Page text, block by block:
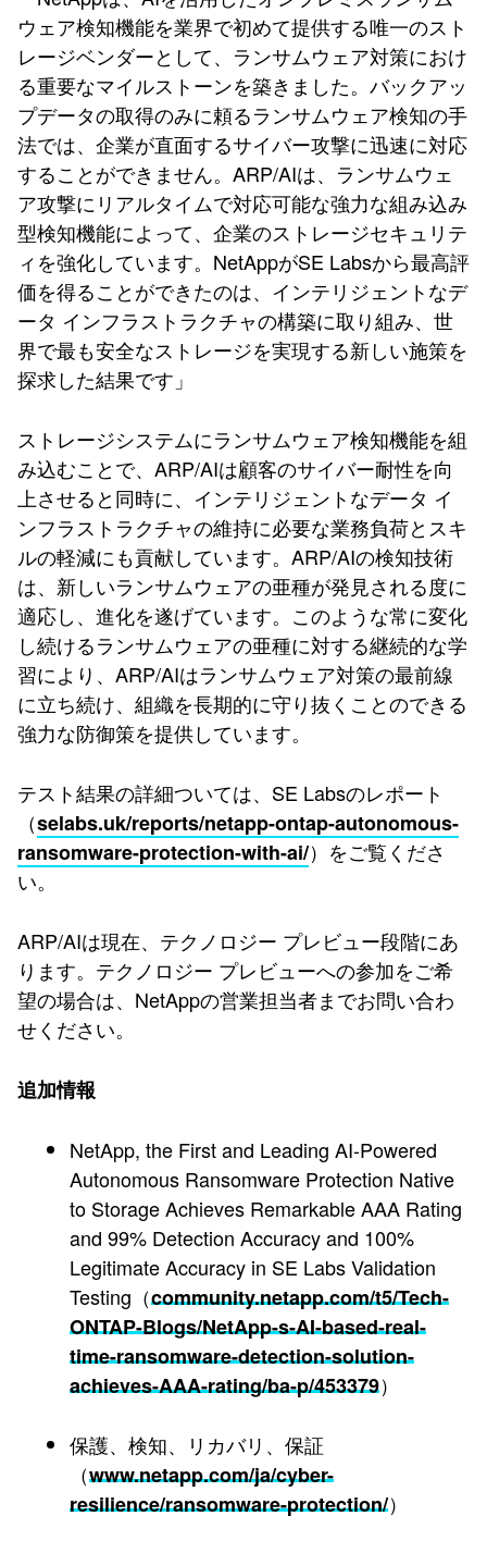
ウェア検知機能を業界で初めて提供する唯一のスト
レージベンダーとして、ランサムウェア対策におけ
る重要なマイルストーンを築きました。バックアッ
プデータの取得のみに頼るランサムウェア検知の手
法では、企業が直面するサイバー攻撃に迅速に対応
することができません。ARP/AIは、ランサムウェ
ア攻撃にリアルタイムで対応可能な強力な組み込み
型検知機能によって、企業のストレージセキュリテ
ィを強化しています。NetAppがSE Labsから最高評
価を得ることができたのは、インテリジェントなデ
ータ インフラストラクチャの構築に取り組み、世
界で最も安全なストレージを実現する新しい施策を
探求した結果です」
ストレージシステムにランサムウェア検知機能を組
み込むことで、ARP/AIは顧客のサイバー耐性を向
上させると同時に、インテリジェントなデータ イ
ンフラストラクチャの維持に必要な業務負荷とスキ
ルの軽減にも貢献しています。ARP/AIの検知技術
は、新しいランサムウェアの亜種が発見される度に
適応し、進化を遂げています。このような常に変化
し続けるランサムウェアの亜種に対する継続的な学
習により、ARP/AIはランサムウェア対策の最前線
に立ち続け、組織を長期的に守り抜くことのできる
強力な防御策を提供しています。
テスト結果の詳細ついては、SE Labsのレポート
（selabs.uk/reports/netapp-ontap-autonomous-
ransomware-protection-with-ai/）をご覧くださ
い。
ARP/AIは現在、テクノロジー プレビュー段階にあ
ります。テクノロジー プレビューへの参加をご希
望の場合は、NetAppの営業担当者までお問い合わ
せください。
追加情報
NetApp, the First and Leading AI-Powered
Autonomous Ransomware Protection Native
to Storage Achieves Remarkable AAA Rating
and 99% Detection Accuracy and 100%
Legitimate Accuracy in SE Labs Validation
Testing（community.netapp.com/t5/Tech-
ONTAP-Blogs/NetApp-s-AI-based-real-
time-ransomware-detection-solution-
achieves-AAA-rating/ba-p/453379）
保護、検知、リカバリ、保証
（www.netapp.com/ja/cyber-
resilience/ransomware-protection/）